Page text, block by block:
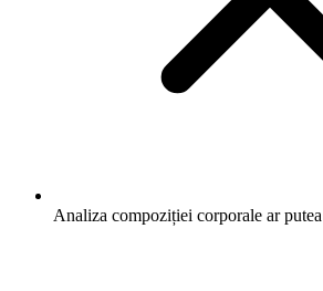
Analiza compoziției corporale ar